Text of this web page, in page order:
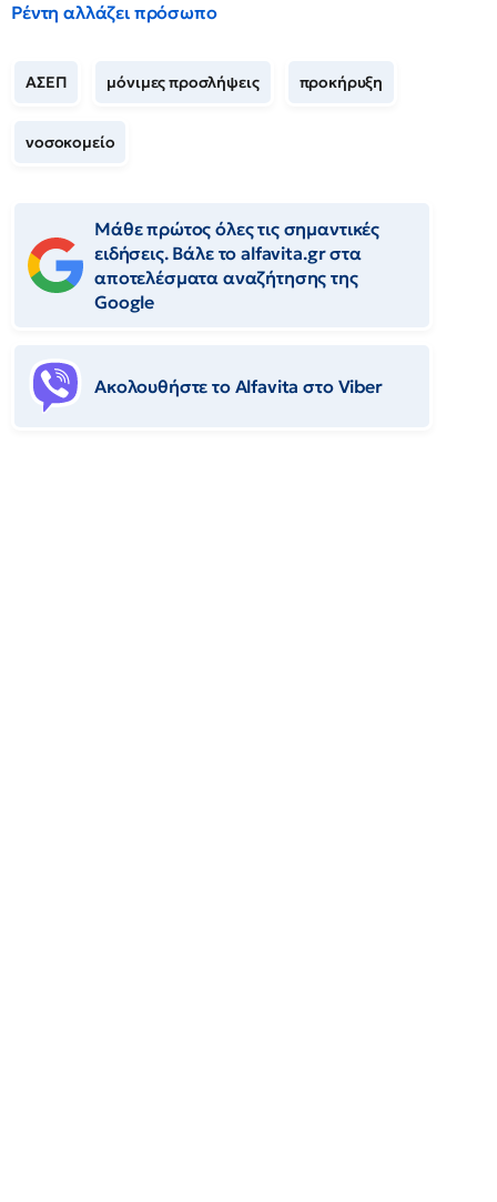
Ρέντη αλλάζει πρόσωπο
ΑΣΕΠ μόνιμες προσλήψεις προκήρυξη
νοσοκομείο
Μάθε πρώτος όλες τις σημαντικές
ειδήσεις. Βάλε το alfavita.gr στα
αποτελέσματα αναζήτησης της
Google
Ακολουθήστε το Αlfavita στο Viber